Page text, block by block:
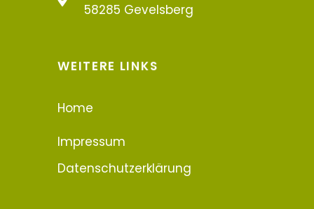
58285 Gevelsberg
WEITERE LINKS
Home
Impressum
Datenschutzerklärung